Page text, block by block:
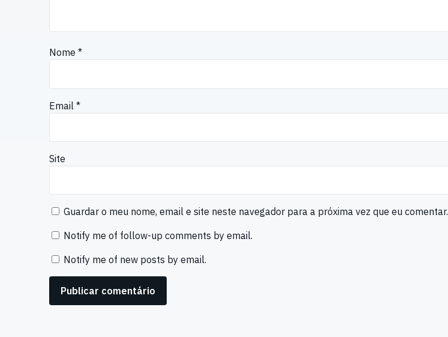
Nome *
Email *
Site
Guardar o meu nome, email e site neste navegador para a próxima vez que eu comentar.
Notify me of follow-up comments by email.
Notify me of new posts by email.